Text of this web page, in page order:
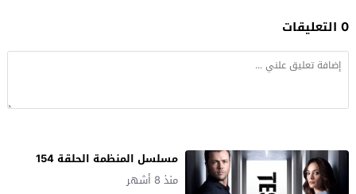
0 التعليقات
مسلسل المنظمة الحلقة 154
منذ 8 أشهر